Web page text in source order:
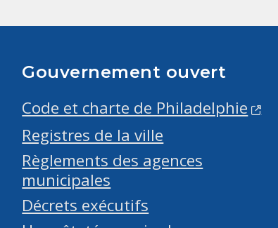
Gouvernement ouvert
Code et charte de Philadelphie
Registres de la ville
Règlements des agences
municipales
Décrets exécutifs